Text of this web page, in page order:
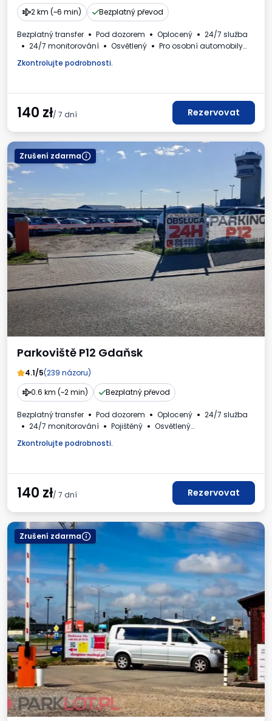
2 km (~6 min)
Bezplatný převod
Bezplatný transfer Pod dozorem Oplocený
24/7 služba
24/7 monitorování
Osvětlený
Pro osobní automobily
Zkontrolujte podrobnosti.
140 zł/ 7 dní Rezervovat
Zrušení zdarma
Parkoviště P12 Gdaňsk
4.1/5(239 názoru)
0.6 km (~2 min)
Bezplatný převod
Bezplatný transfer Pod dozorem Oplocený
24/7 služba
24/7 monitorování
Pojištěný
Osvětlený
Zkontrolujte podrobnosti.
140 zł/ 7 dní Rezervovat
Zrušení zdarma